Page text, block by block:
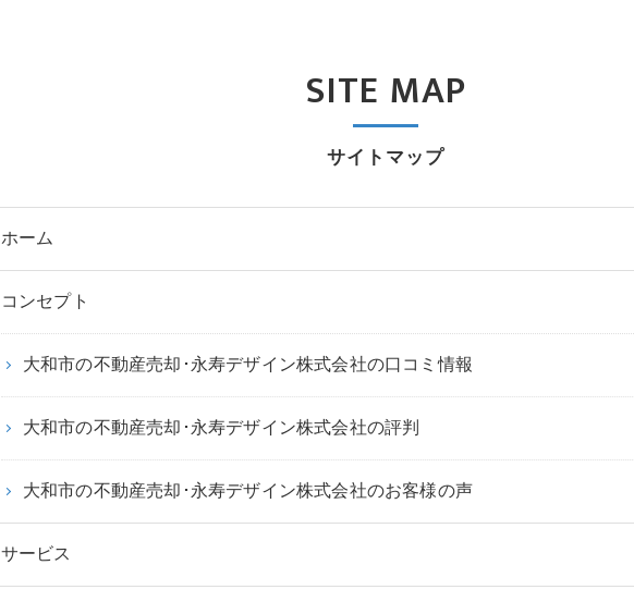
サイトマップ
SITE MAP
ホーム
コンセプト
大和市の不動産売却･永寿デザイン株式会社の口コミ情報
大和市の不動産売却･永寿デザイン株式会社の評判
大和市の不動産売却･永寿デザイン株式会社のお客様の声
サービス